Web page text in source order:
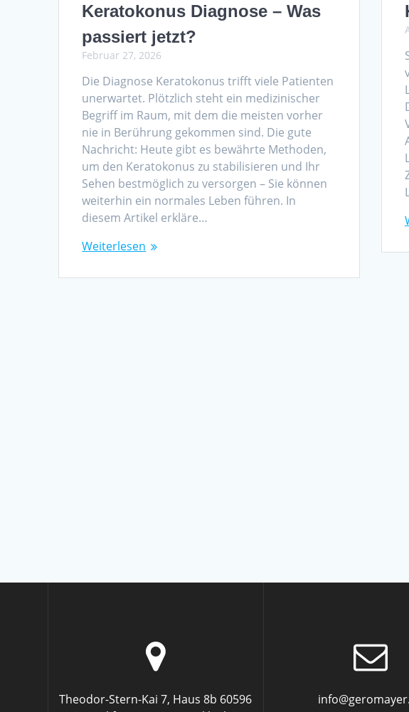
Keratokonus Diagnose – Was
passiert jetzt?
Februar 27, 2026
Die Diagnose Keratokonus trifft viele Patienten
unerwartet. Plötzlich steht ein medizinischer
Begriff im Raum, mit dem die meisten vorher
nie in Berührung gekommen sind. Die gute
Nachricht: Heute gibt es bewährte Methoden,
um den Keratokonus zu stabilisieren und Ihr
Sehen bestmöglich zu versorgen – Sie können
weiterhin ein normales Leben führen. In
diesem Artikel erkläre…
Weiterlesen
Theodor-Stern-Kai 7, Haus 8b 60596